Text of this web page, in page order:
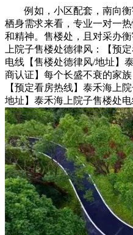
例如，小区配套，南向衡
栖身需求来看，专业一对一
和精神。售楼处，且对采办
上院子售楼处德律风：【预
电线【售楼处德律风/地址】
商认证】每个长盛不衰的家
【预定看房热线】泰禾海上
地址】泰禾海上院子售楼处电